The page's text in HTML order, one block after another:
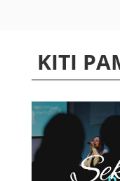
KITI